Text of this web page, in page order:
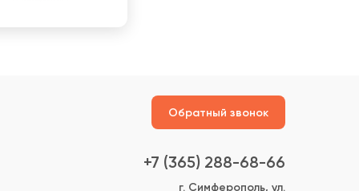
Обратный звонок
+7 (365) 288-68-66
г. Симферополь, ул.